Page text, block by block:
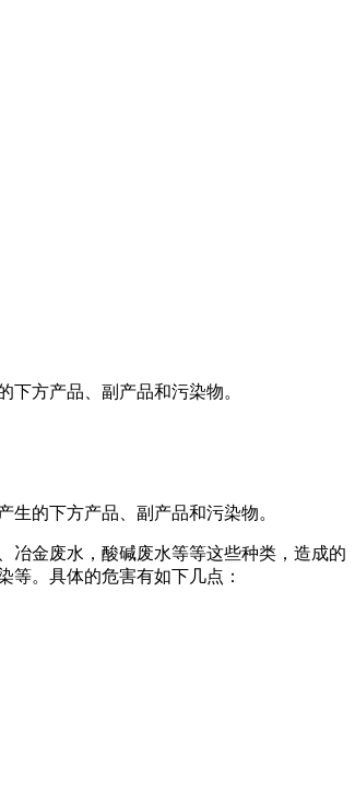
方产品、副产品和污染物。
的下方产品、副产品和污染物。
金废水，酸碱废水等等这些种类，造成的
。具体的危害有如下几点：